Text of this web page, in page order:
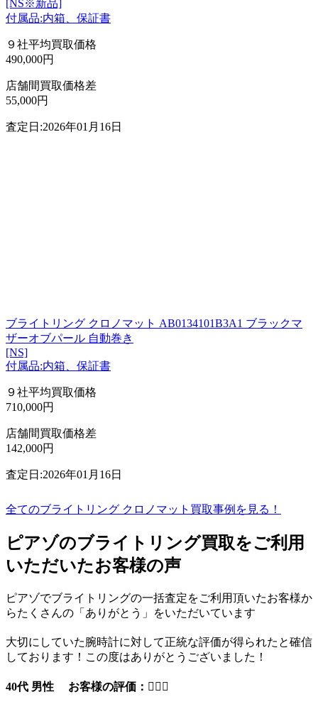
[NS※新品]
付属品:内箱、保証書
９社平均買取価格
490,000円
店舗間買取価格差
55,000円
査定日:2026年01月16日
ブライトリング クロノマット AB0134101B3A1 ブラックマ
ザーオブパール 自動巻き
[NS]
付属品:内箱、保証書
９社平均買取価格
710,000円
店舗間買取価格差
142,000円
査定日:2026年01月16日
全てのブライトリング クロノマット買取事例を見る！
ピアゾのブライトリング買取をご利用
いただいたお客様の声
ピアゾでブライトリングの一括査定をご利用頂いたお客様か
らたくさんの「ありがとう」をいただいています
大切にしていた腕時計に対して正統な評価が得られたと確信
しております！この度はありがとうございました！
40代 男性 お客様の評価：